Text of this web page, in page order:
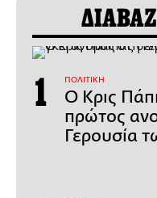
ΠΟΛΙΤΙΚΗ
Ο Κρις
πρώτος
Γερουσία